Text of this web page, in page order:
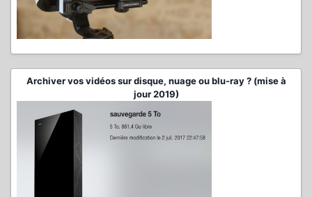
Archiver vos vidéos sur disque, nuage ou blu-ray ? (mise à
jour 2019)